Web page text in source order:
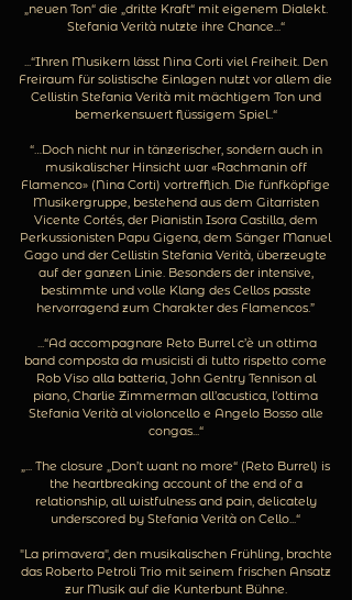
„neuen Ton“ die „dritte Kraft“ mit eigenem Dialekt.
Stefania Verità nutzte ihre Chance...“
...“Ihren Musikern lässt Nina Corti viel Freiheit. Den
Freiraum für solistische Einlagen nutzt vor allem die
Cellistin Stefania Verità mit mächtigem Ton und
bemerkenswert flüssigem Spiel..“
“…Doch nicht nur in tänzerischer, sondern auch in
musikalischer Hinsicht war «Rachmanin off
Flamenco» (Nina Corti) vortrefflich. Die fünfköpfige
Musikergruppe, bestehend aus dem Gitarristen
Vicente Cortés, der Pianistin Isora Castilla, dem
Perkussionisten Papu Gigena, dem Sänger Manuel
Gago und der Cellistin Stefania Verità, überzeugte
auf der ganzen Linie. Besonders der intensive,
bestimmte und volle Klang des Cellos passte
hervorragend zum Charakter des Flamencos.”
...“Ad accompagnare Reto Burrel c’è un ottima
band composta da musicisti di tutto rispetto come
Rob Viso alla batteria, John Gentry Tennison al
piano, Charlie Zimmerman all’acustica, l’ottima
Stefania Verità al violoncello e Angelo Bosso alle
congas...“
„... The closure „Don’t want no more“ (Reto Burrel) is
the heartbreaking account of the end of a
relationship, all wistfulness and pain, delicately
underscored by Stefania Verità on Cello...“
"La primavera", den musikalischen Frühling, brachte
das Roberto Petroli Trio mit seinem frischen Ansatz
zur Musik auf die Kunterbunt Bühne.